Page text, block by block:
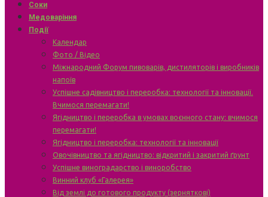
Соки
Медоваріння
Події
Календар
Фото / Відео
Міжнародний Форум пивоварів, дистиляторів і виробників
напоїв
Успішне садівництво і переробка: технології та інновації.
Вчимося перемагати!
Ягідництво і переробка в умовах воєнного стану: вчимося
перемагати!
Ягідництво і переробка: технології та інновації
Овочівництво та ягідництво: відкритий і закритий ґрунт
Успішне виноградарство і виноробство
Винний клуб «Галерея»
Від землі до готового продукту (зерняткові)